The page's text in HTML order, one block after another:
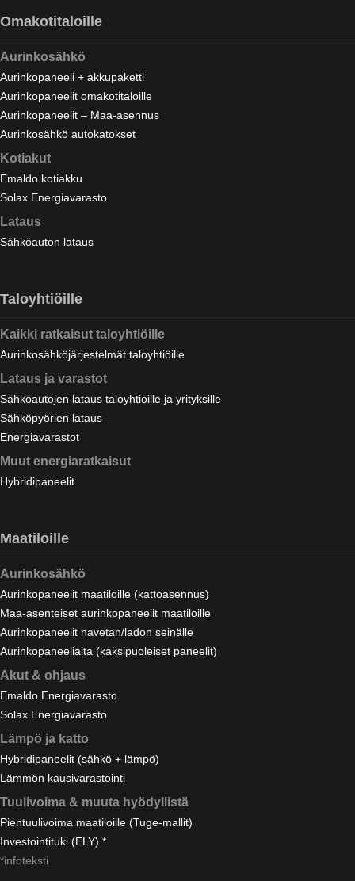
Omakotitaloille
Aurinkosähkö
Aurinkopaneeli + akkupaketti
Aurinkopaneelit omakotitaloille
Aurinkopaneelit – Maa-asennus
Aurinkosähkö autokatokset
Kotiakut
Emaldo kotiakku
Solax Energiavarasto
Lataus
Sähköauton lataus
Taloyhtiöille
Kaikki ratkaisut taloyhtiöille
Aurinkosähköjärjestelmät taloyhtiöille
Lataus ja varastot
Sähköautojen lataus taloyhtiöille ja yrityksille
Sähköpyörien lataus
Energiavarastot
Muut energiaratkaisut
Hybridipaneelit
Maatiloille
Aurinkosähkö
Aurinkopaneelit maatiloille (kattoasennus)
Maa-asenteiset aurinkopaneelit maatiloille
Aurinkopaneelit navetan/ladon seinälle
Aurinkopaneeliaita (kaksipuoleiset paneelit)
Akut & ohjaus
Emaldo Energiavarasto
Solax Energiavarasto
Lämpö ja katto
Hybridipaneelit (sähkö + lämpö)
Lämmön kausivarastointi
Tuulivoima & muuta hyödyllistä
Pientuulivoima maatiloille (Tuge-mallit)
Investointituki (ELY) *
*infoteksti